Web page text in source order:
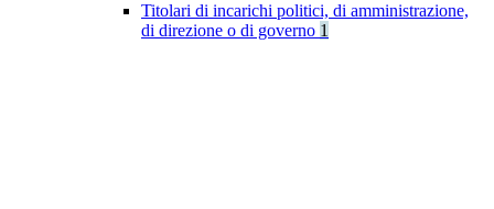
Titolari di incarichi politici, di amministrazione,
di direzione o di governo 1